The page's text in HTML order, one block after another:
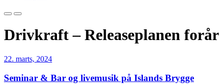
Drivkraft – Releaseplanen forår
22. marts, 2024
Seminar & Bar og livemusik på Islands Brygge